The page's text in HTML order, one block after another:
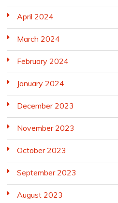
April 2024
March 2024
February 2024
January 2024
December 2023
November 2023
October 2023
September 2023
August 2023